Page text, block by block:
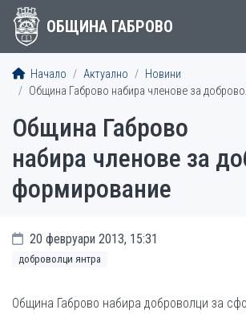
ОБЩИНА ГАБРОВО
Начало Актуално
Новини
Община Габрово набира членове за
Община Габрово
набира членове за
формирование
20 февруари 2013, 15:31
доброволци янтра
Община Габрово набира доброволци за